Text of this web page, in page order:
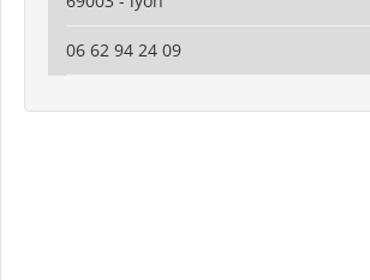
06 62 94 24 09